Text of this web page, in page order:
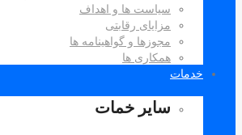
سیاست ها و اهداف
مزایای رقابتی
مجوزها و گواهینامه ها
همکاری ها
خدمات
سایر خمات